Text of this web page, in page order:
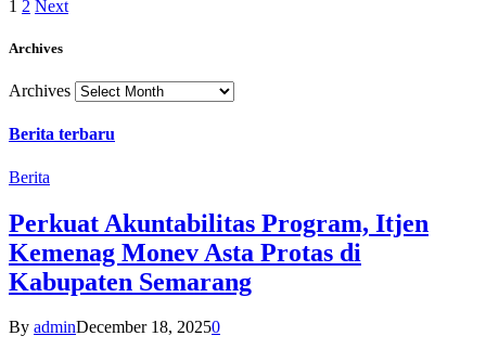
1 2 Next
Archives
Archives
Berita terbaru
Berita
Perkuat Akuntabilitas Program, Itjen
Kemenag Monev Asta Protas di
Kabupaten Semarang
By adminDecember 18, 20250